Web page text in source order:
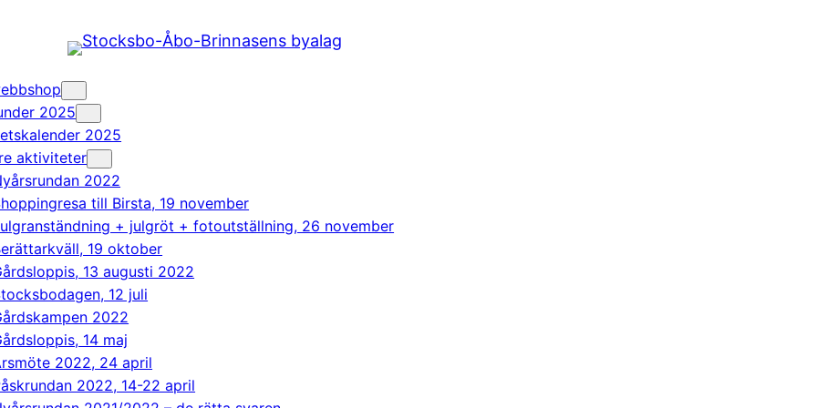
2025
2025
aktiviteter
2022
till Birsta, 19 november
+ julgröt + fotoutställning, 26 november
19 oktober
13 augusti 2022
12 juli
2022
14 maj
2022, 24 april
2022, 14-22 april